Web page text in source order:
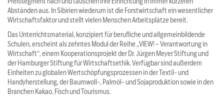
Abständen aus. In Sibirien wiederum ist die Forstwirtschaft ein wesentlicher
Wirtschaftsfaktor und stellt vielen Menschen Arbeitsplätze bereit.
Das Unterrichtsmaterial, konzipiert für berufliche und allgemeinbildende
Schulen, erscheint als zehntes Modul der Reihe „VIEW! – Verantwortung in
Wirtschaft“, einem Kooperationsprojekt der Dr. Jürgen Meyer Stiftung und
der Hamburger Stiftung für Wirtschaftsethik. Verfügbar sind außerdem
Einheiten zu globalen Wertschöpfungsprozessen in der Textil- und
Handyherstellung, der Baumwoll-, Palmöl- und Sojaproduktion sowie in den
Branchen Kakao, Fisch und Tourismus.